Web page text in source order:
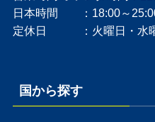
日本時間 ：18:00～
定休日 ：火曜日・水曜
国から探す